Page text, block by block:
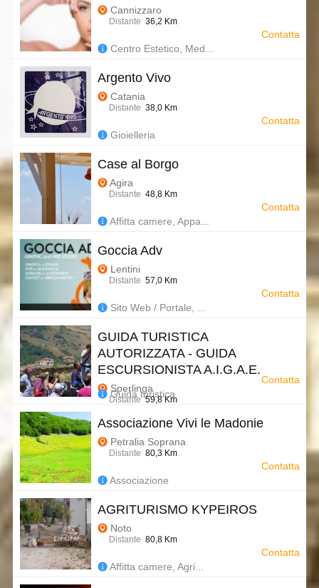
Cannizzaro
Distante 36,2 Km
Centro Estetico, Med...
Contatta
Argento Vivo
Catania
Distante 38,0 Km
Gioielleria
Contatta
Case al Borgo
Agira
Distante 48,8 Km
Affitta camere, Appa...
Contatta
Goccia Adv
Lentini
Distante 57,0 Km
Sito Web / Portale, ...
Contatta
GUIDA TURISTICA
AUTORIZZATA - GUIDA
ESCURSIONISTA A.I.G.A.E.
Sperlinga
Distante59,8 Km
Guida turistica
Contatta
Associazione Vivi le Madonie
Petralia Soprana
Distante 80,3 Km
Associazione
Contatta
AGRITURISMO KYPEIROS
Noto
Distante 80,8 Km
Affitta camere, Agri...
Contatta